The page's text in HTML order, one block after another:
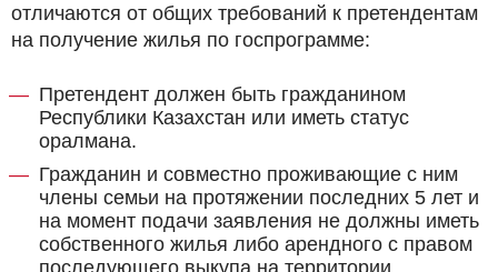
отличаются от общих требований к претендентам
на получение жилья по госпрограмме:
Претендент должен быть гражданином
Республики Казахстан или иметь статус
оралмана.
Гражданин и совместно проживающие с ним
члены семьи на протяжении последних 5 лет и
на момент подачи заявления не должны иметь
собственного жилья либо арендного с правом
последующего выкупа на территории